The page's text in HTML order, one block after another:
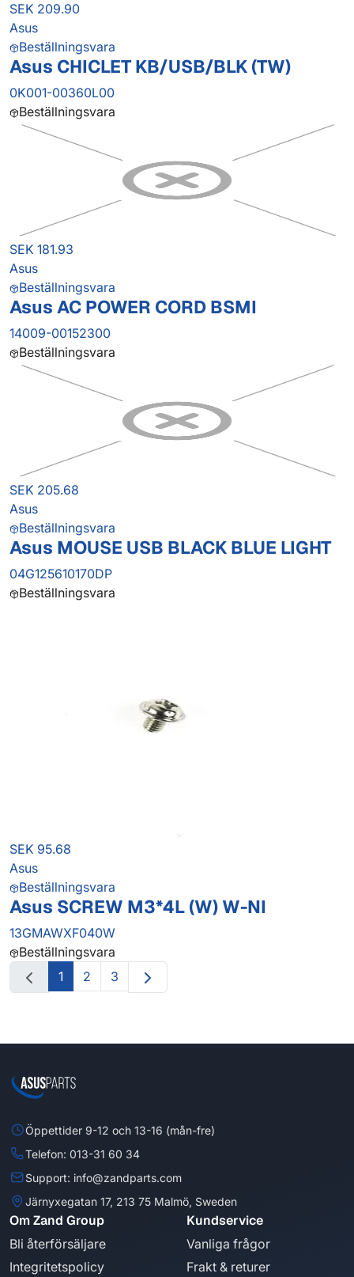
SEK 209.90
Asus
Beställningsvara
Asus CHICLET KB/USB/BLK (TW)
0K001-00360L00
Beställningsvara
SEK 181.93
Asus
Beställningsvara
Asus AC POWER CORD BSMI
14009-00152300
Beställningsvara
SEK 205.68
Asus
Beställningsvara
Asus MOUSE USB BLACK BLUE LIGHT
04G125610170DP
Beställningsvara
SEK 95.68
Asus
Beställningsvara
Asus SCREW M3*4L (W) W-NI
13GMAWXF040W
Beställningsvara
1
2 3
Öppettider 9-12 och 13-16 (mån-fre)
Telefon: 013-31 60 34
Support: info@zandparts.com
Järnyxegatan 17, 213 75 Malmö, Sweden
Om Zand Group
Bli återförsäljare
Integritetspolicy
Kundservice
Vanliga frågor
Frakt & returer